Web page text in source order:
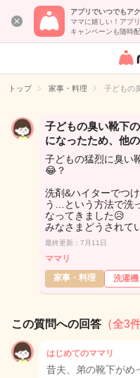
アプリでいつでもア
ママに嬉しい！アプ
キャンペーンも随時
女
イト
トップ 家事・料理 子どもの
子どもの臭い靴下
になったため、他
子どもの猛烈に臭い
😂？
洗剤&ハイターでつ
う…という方法で洗
なってきました😥
みなさまどうされて
最終更新：7月11日
ママリ
家事・料理
洗濯機
この質問への回答 （全3件
はじめてのママリ
昔夫、弟の靴下がめ